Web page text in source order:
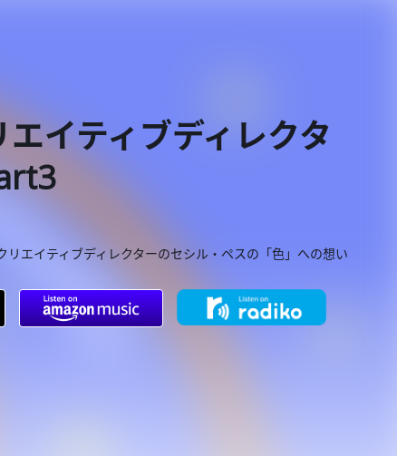
イティブディレクタ
エイティブディレクターのセシル・ペスの「色」への想い